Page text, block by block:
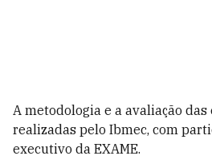
A metodologia e a avaliação das
realizadas pelo Ibmec, com
executivo da EXAME.